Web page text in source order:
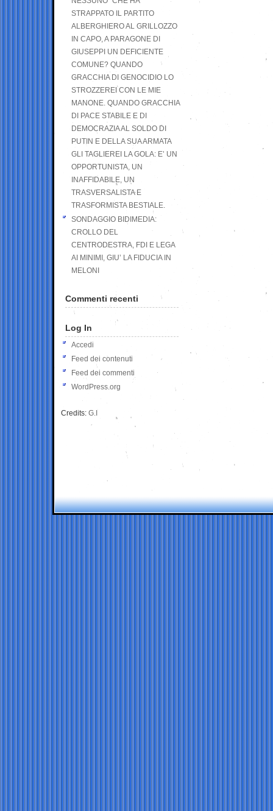
STRAPPATO IL PARTITO
ALBERGHIERO AL GRILLOZZO
IN CAPO, A PARAGONE DI
GIUSEPPI UN DEFICIENTE
COMUNE? QUANDO
GRACCHIA DI GENOCIDIO LO
STROZZEREI CON LE MIE
MANONE. QUANDO GRACCHIA
DI PACE STABILE E DI
DEMOCRAZIA AL SOLDO DI
PUTIN E DELLA SUA ARMATA
GLI TAGLIEREI LA GOLA: E’ UN
OPPORTUNISTA, UN
INAFFIDABILE, UN
TRASVERSALISTA E
TRASFORMISTA BESTIALE.
SONDAGGIO BIDIMEDIA:
CROLLO DEL
CENTRODESTRA, FDI E LEGA
AI MINIMI, GIU’ LA FIDUCIA IN
MELONI
Commenti recenti
Log In
Accedi
Feed dei contenuti
Feed dei commenti
WordPress.org
Credits: G.I